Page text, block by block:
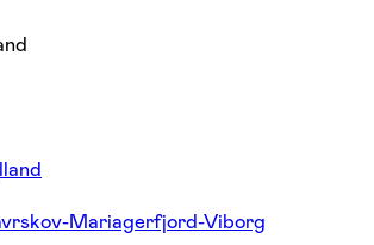
Mariagerfjord-Viborg